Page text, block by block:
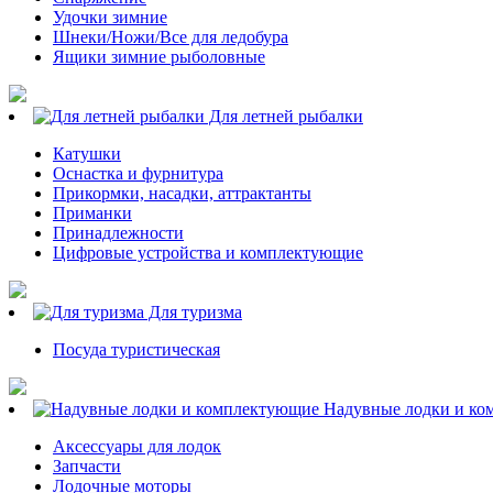
Удочки зимние
Шнеки/Ножи/Все для ледобура
Ящики зимние рыболовные
Для летней рыбалки
Катушки
Оснастка и фурнитура
Прикормки, насадки, аттрактанты
Приманки
Принадлежности
Цифровые устройства и комплектующие
Для туризма
Посуда туристическая
Надувные лодки и
Аксессуары для лодок
Запчасти
Лодочные моторы